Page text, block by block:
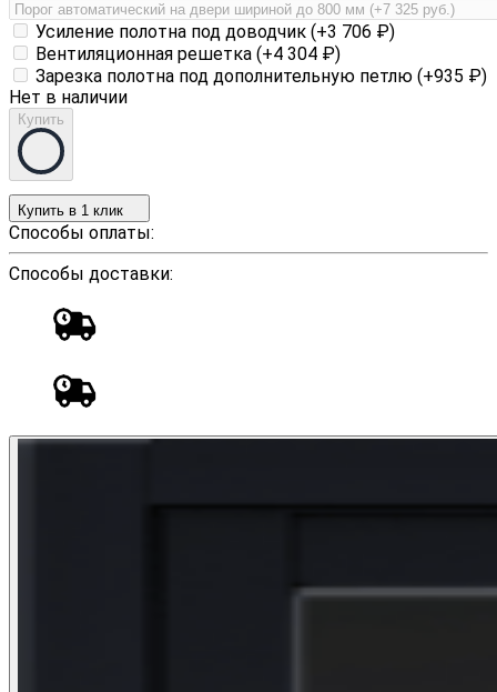
Усиление полотна под доводчик (+3 706 ₽)
Вентиляционная решетка (+4 304 ₽)
Зарезка полотна под дополнительную петлю (+935 ₽)
Нет в наличии
Купить
Купить в 1 клик
Способы оплаты:
Способы доставки: